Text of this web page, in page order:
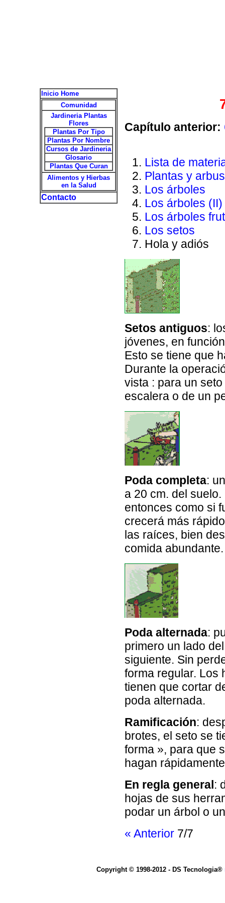
Inicio Home
Comunidad
Jardineria Plantas
Flores
Plantas Por Tipo
Plantas Por Nombre
Cursos de Jardineria
Glosario
Plantas Que Curan
Alimentos y Hierbas
en la Salud
Contacto
Capítulo anterior:
Lista de
Plantas y
Los árboles
Los árboles (II)
Los árboles
Los setos
Hola y adiós
Setos antiguos:
jóvenes, en
Esto se tiene que
Durante la
vista : para un
escalera o de un
Poda completa:
a 20 cm. del
entonces como si
crecerá más
las raíces, bien
comida abundante.
Poda alternada:
primero un lado
siguiente. Sin
forma regular. Los
tienen que cortar
poda alternada.
Ramificación:
brotes, el seto se
forma », para que
hagan
En regla general:
hojas de sus
podar un árbol o
« Anterior 7/7
Copyright © 1998-2012 - DS Tecnologia®